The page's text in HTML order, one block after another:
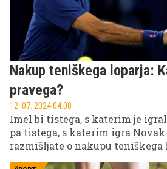
Nakup teniškega loparja:
pravega?
12. 07. 2024 04.00
Imel bi tistega, s katerim je igral
pa tistega, s katerim igra Novak
razmišljate o nakupu teniškega